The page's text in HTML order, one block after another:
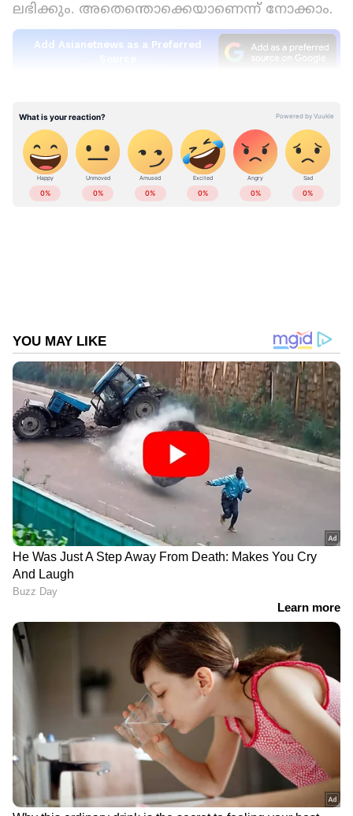
ലഭിക്കും. അതെന്തൊക്കെയാണെന്ന് നോക്കാം.
Add Asianetnews as a Preferred
എംഎൽഎമാ‍ർക്ക് അടിസ്ഥാന ശമ്പളമായി
2000 രൂപയാണ് ലഭിക്കുക. മാസാമാസം മണ്ഡല
അലവൻസ് ആയി 25000 രൂപയും ലഭിക്കും.
ടെലിഫോൺ അലവൻസ് ആയി 11,000 രൂപയും
ഇൻഫ‍‌ർമേഷൻ അലവൻസ് ആയി 4000
ഇങ്ങനെ, ആകെ ഒരു എംഎൽഎക്ക് ഒരു
മാസം ശമ്പളമായി ലഭിക്കുക 70,000 രൂപയാണ്.
ഇനി, ഇത് കൂടാതെ കേരളത്തിലോ മറ്റു
സംസ്ഥാനങ്ങളിലോ പോകുന്നതിന് പെട്രോൾ
അലവൻസായി കിലോമിറ്ററിന് 10 രൂപ വെച്ചും
ലഭിക്കും. കെഎസ്ആർടിസിയിൽ സൗജന്യ
യാത്ര, 40 ലക്ഷം രൂപയുടെ അപകട
ഇൻഷ്വറൻസും, സ്റ്റാഫ് അലവൻസായി 20,000
രൂപയും, പലിശ രഹിത വാഹന ലോണുകൾ
എന്നിവയാണ് ലഭിക്കുക.